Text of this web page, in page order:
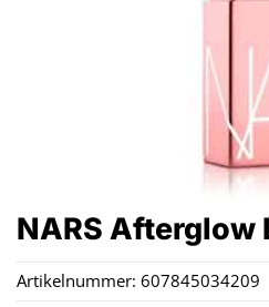
NARS Afterglow
Artikelnummer: 607845034209